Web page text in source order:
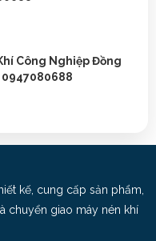
Công Nghiệp Đồng
kế, cung cấp sản phẩm,
chuyển giao máy nén khí